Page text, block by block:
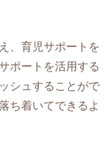
、育児サポートを
ポートを活用する
シュすることがで
ち着いてできるよ